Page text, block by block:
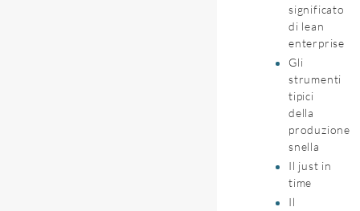
significato
di lean
enterprise
Gli
strumenti
tipici
della
produzione
snella
Il just in
time
Il